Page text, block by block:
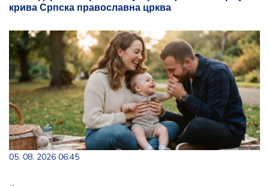
крива Српска православна црква
05. 08. 2026 06:45